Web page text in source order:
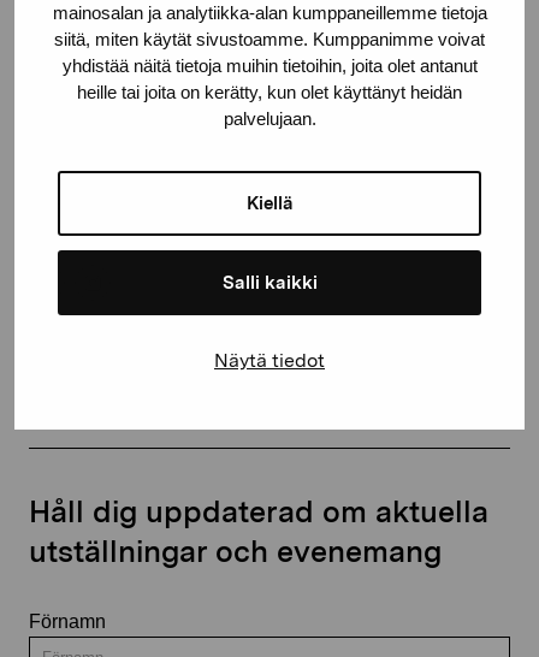
mainosalan ja analytiikka-alan kumppaneillemme tietoja
siitä, miten käytät sivustoamme. Kumppanimme voivat
yhdistää näitä tietoja muihin tietoihin, joita olet antanut
heille tai joita on kerätty, kun olet käyttänyt heidän
palvelujaan.
Kiellä
Salli kaikki
Näytä tiedot
Stiftelsen Pro Artibus
proartibus@proartibus.fi
Håll dig uppdaterad om aktuella
utställningar och evenemang
Förnamn